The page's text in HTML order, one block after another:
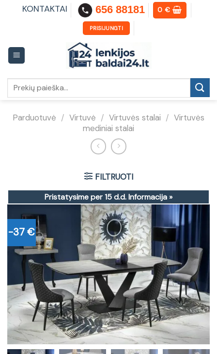
KONTAKTAI 656 88181 0€
PRISIJUNGTI
Parduotuvė / Virtuvė / Virtuvės stalai / Virtuvės
mediniai stalai
FILTRUOTI
Pristatysime per 15 d.d.Informacija »
-37 €